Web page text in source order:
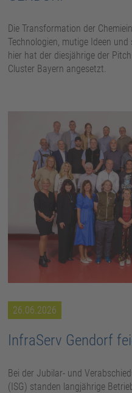
Die Transformation der
Technologien, mutige Ideen
hier hat der diesjährige der
Cluster Bayern angesetzt.
26.06.2026
InfraServ Gendorf
Bei der Jubilar- und
(ISG) standen langjährige